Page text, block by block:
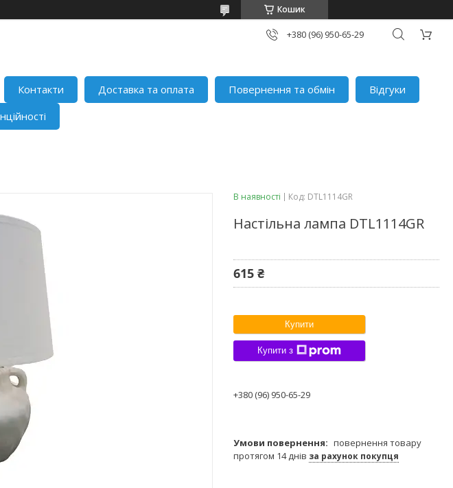
Кошик
+380 (96) 950-65-29
Контакти Доставка та оплата Повернення та обмін
Відгуки
В наявності Код: DTL1114GR
Настільна лампа DTL1114GR
615 ₴
Купити
Купити з
+380 (96) 950-65-29
повернення товару
протягом 14 днів за рахунок покупця